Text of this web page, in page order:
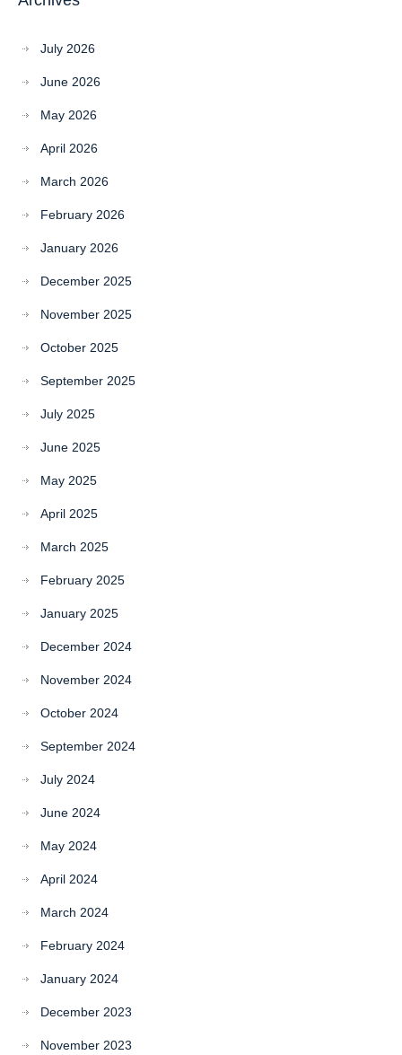
July 2026
June 2026
May 2026
April 2026
March 2026
February 2026
January 2026
December 2025
November 2025
October 2025
September 2025
July 2025
June 2025
May 2025
April 2025
March 2025
February 2025
January 2025
December 2024
November 2024
October 2024
September 2024
July 2024
June 2024
May 2024
April 2024
March 2024
February 2024
January 2024
December 2023
November 2023